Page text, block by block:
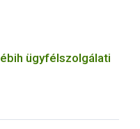
ügyfélszolgálati